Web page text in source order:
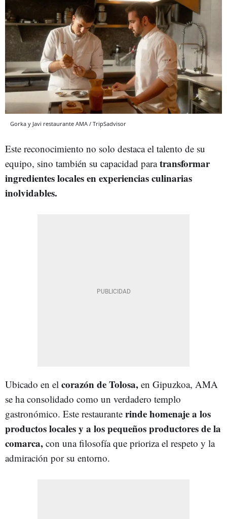
Gorka y Javi restaurante AMA / TripSadvisor
Este reconocimiento no solo destaca el talento de su
equipo, sino también su capacidad paratransformar
ingredientes locales en experiencias culinarias
inolvidables.
Ubicado en el corazón de Tolosa, en Gipuzkoa, AMA
se ha consolidado como un verdadero templo
gastronómico. Este restaurante rinde homenaje a los
productos locales y a los pequeños productores de la
comarca, con una filosofía que prioriza el respeto y la
admiración por su entorno.